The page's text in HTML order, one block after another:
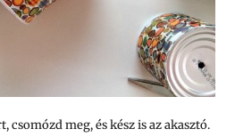
csomózd meg, és kész is az akasztó.